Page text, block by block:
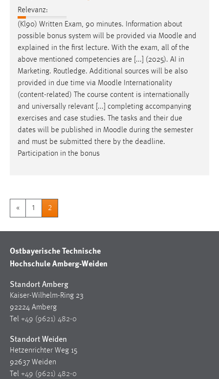
Relevanz:
(Kl90) Written Exam, 90 minutes. Information about
possible bonus system will be provided via Moodle and
explained in the first lecture. With the exam, all of the
above mentioned competencies are [...] (2025). AI in
Marketing. Routledge. Additional sources will be also
provided in due time via Moodle Internationality
(content-related) The course content is internationally
and universally relevant [...] completing accompanying
exercises and case studies. The tasks and their due
dates will be published in Moodle during the semester
and must be submitted there by the deadline.
Participation in the bonus
« 1 2
Ostbayerische Technische
Hochschule Amberg-Weiden
Standort Amberg
Kaiser-Wilhelm-Ring 23
92224 Amberg
Tel +49 (9621) 482-0
Standort Weiden
Hetzenrichter Weg 15
92637 Weiden
Tel +49 (9621) 482-0